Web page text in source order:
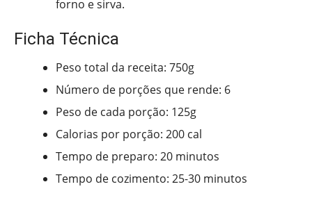
forno e sirva.
Ficha Técnica
Peso total da receita: 750g
Número de porções que rende: 6
Peso de cada porção: 125g
Calorias por porção: 200 cal
Tempo de preparo: 20 minutos
Tempo de cozimento: 25-30 minutos